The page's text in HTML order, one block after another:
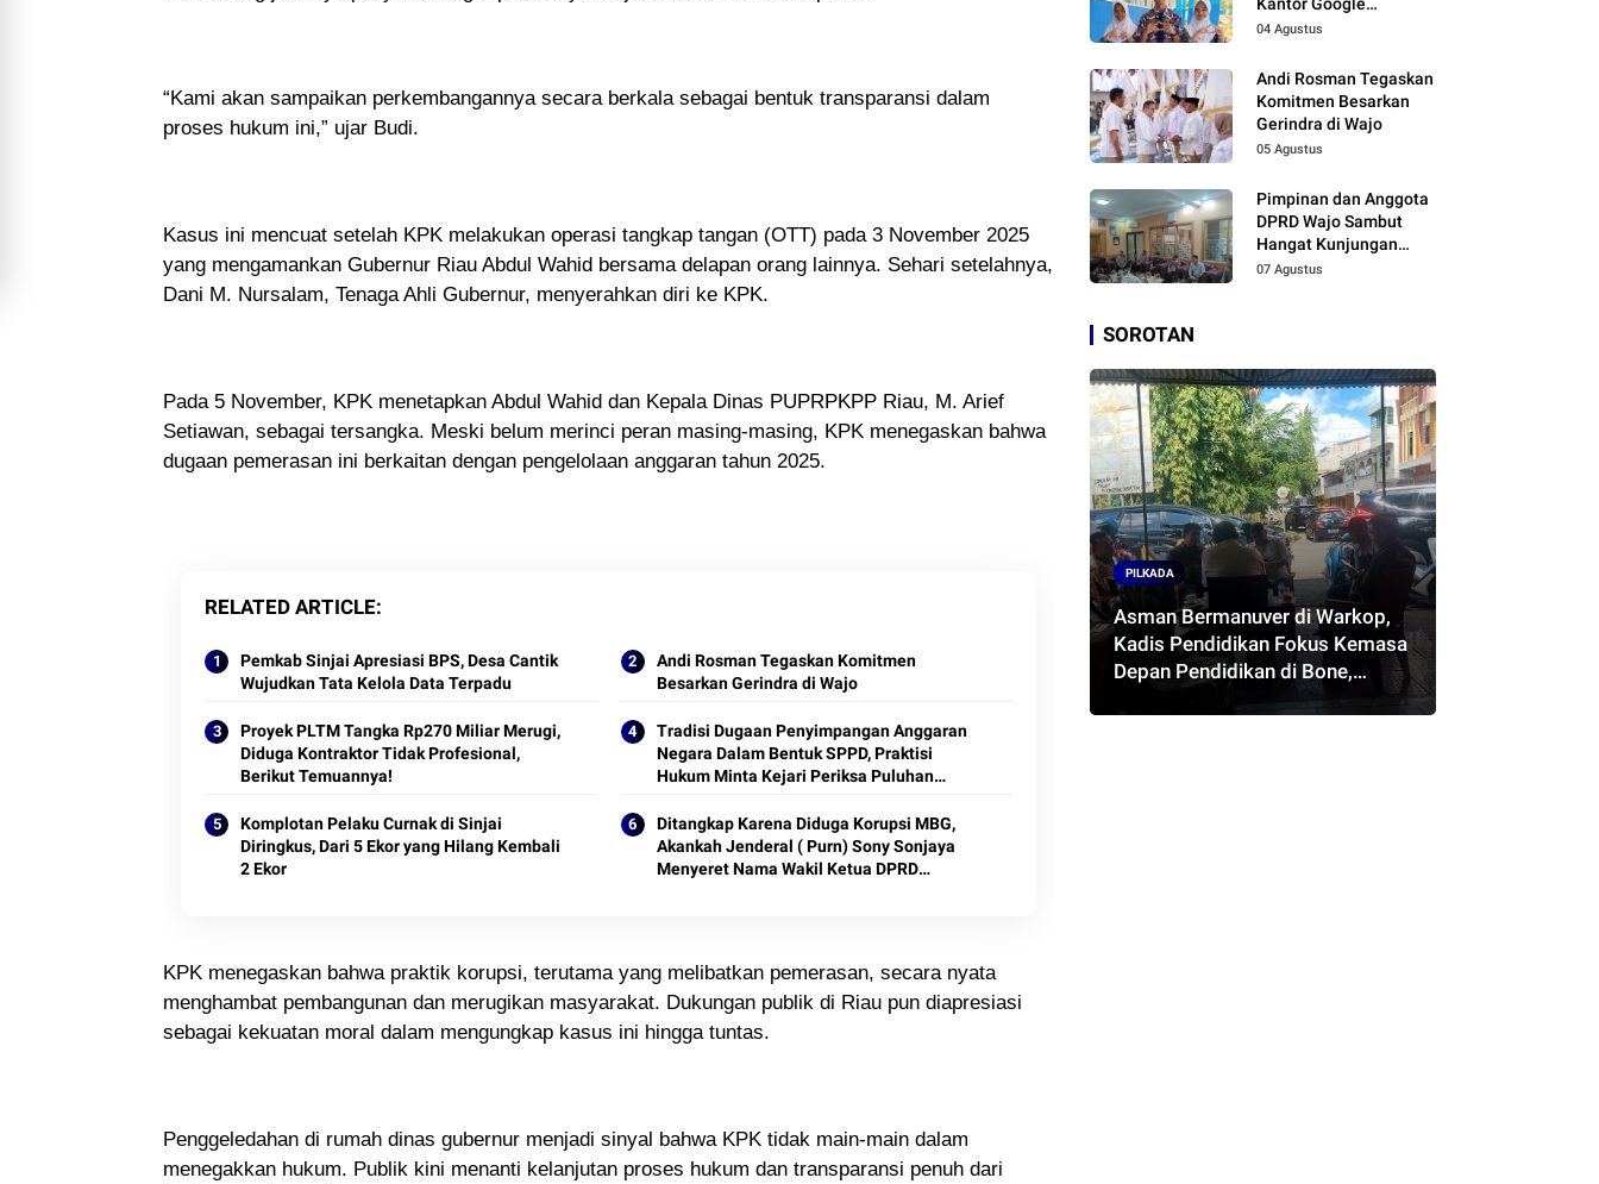
“Kami akan sampaikan perkembangannya secara berkala sebagai bentuk transparansi dalam
proses hukum ini,” ujar Budi.
Kasus ini mencuat setelah KPK melakukan operasi tangkap tangan (OTT) pada 3 November 2025
yang mengamankan Gubernur Riau Abdul Wahid bersama delapan orang lainnya. Sehari setelahnya,
Dani M. Nursalam, Tenaga Ahli Gubernur, menyerahkan diri ke KPK.
Pada 5 November, KPK menetapkan Abdul Wahid dan Kepala Dinas PUPRPKPP Riau, M. Arief
Setiawan, sebagai tersangka. Meski belum merinci peran masing-masing, KPK menegaskan bahwa
dugaan pemerasan ini berkaitan dengan pengelolaan anggaran tahun 2025.
RELATED ARTICLE
Pemkab Sinjai Apresiasi BPS, Desa Cantik
Wujudkan Tata Kelola Data Terpadu
Andi Rosman Tegaskan Komitmen
Besarkan Gerindra di Wajo
Proyek PLTM Tangka Rp270 Miliar Merugi,
Diduga Kontraktor Tidak Profesional,
Berikut Temuannya!
Tradisi Dugaan Penyimpangan Anggaran
Negara Dalam Bentuk SPPD, Praktisi
Hukum Minta Kejari Periksa Puluhan
Komplotan Pelaku Curnak di Sinjai
Diringkus, Dari 5 Ekor yang Hilang Kembali
2 Ekor
Ditangkap Karena Diduga Korupsi MBG,
Akankah Jenderal ( Purn) Sony Sonjaya
Menyeret Nama Wakil Ketua DPRD
KPK menegaskan bahwa praktik korupsi, terutama yang melibatkan pemerasan, secara nyata
menghambat pembangunan dan merugikan masyarakat. Dukungan publik di Riau pun diapresiasi
sebagai kekuatan moral dalam mengungkap kasus ini hingga tuntas.
Penggeledahan di rumah dinas gubernur menjadi sinyal bahwa KPK tidak main-main dalam
menegakkan hukum. Publik kini menanti kelanjutan proses hukum dan transparansi penuh dari
Indonesia
04 Agustus
Andi Rosman Tegaskan
Komitmen Besarkan
Gerindra di Wajo
05 Agustus
Pimpinan dan Anggota
DPRD Wajo Sambut
Hangat Kunjungan
Silaturahmi Kapolres
07 Agustus
SOROTAN
PILKADA
Asman Bermanuver di Warkop,
Kadis Pendidikan Fokus Kemasa
Depan Pendidikan di Bone,
Akankah Terwujud Pasangan